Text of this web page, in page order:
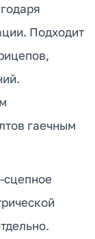
Подходит
гаечным
сцепное